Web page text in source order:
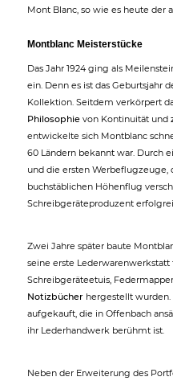
Mont Blanc, so wie es heute der
Montblanc Meisterstücke
Das Jahr 1924 ging als
ein. Denn es ist das Geburtsjahr
Kollektion. Seitdem verkörpert
Philosophie von Kontinuität und
entwickelte sich Montblanc
60 Ländern bekannt war. Durch
und die ersten Werbeflugzeuge,
buchstäblichen Höhenflug
Schreibgeräteproduzent
Zwei Jahre später baute
seine erste
Schreibgeräteetuis,
Notizbücher hergestellt
aufgekauft, die in Offenbach
ihr Lederhandwerk berühmt ist.
Neben der Erweiterung des